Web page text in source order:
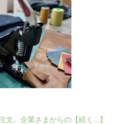
文。企業さまからの【続く…】